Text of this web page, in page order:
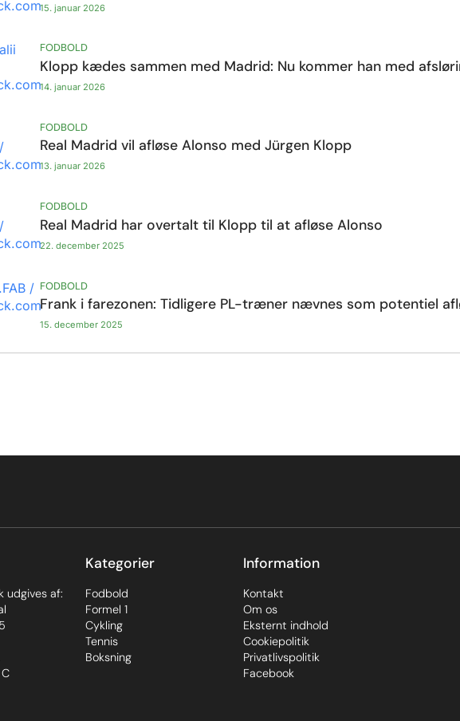
15. januar 2026
Klopp kædes sammen med Madrid: Nu kommer han med
14. januar 2026
FODBOLD
Real Madrid vil afløse Alonso med Jürgen Klopp
13. januar 2026
FODBOLD
Real Madrid har overtalt til Klopp til at afløse Alonso
22. december 2025
FODBOLD
Frank i farezonen: Tidligere PL-træner nævnes som potentiel
15. december 2025
FODBOLD
udgives af:
Kategorier
Fodbold
Formel 1
Cykling
Tennis
Boksning
Information
Kontakt
Om os
Eksternt indhold
Cookiepolitik
Privatlivspolitik
Facebook